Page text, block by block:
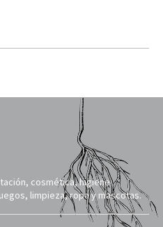
cosmética, higiene
limpieza, ropa y mascotas.